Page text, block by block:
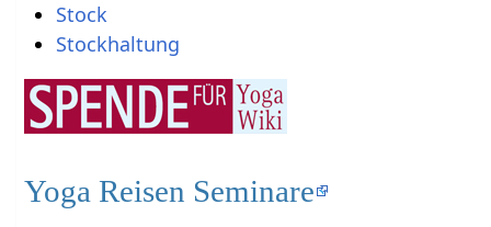
Stock
Stockhaltung
Yoga Reisen Seminare